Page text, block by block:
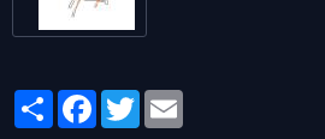
PartagerFacebookTwitter